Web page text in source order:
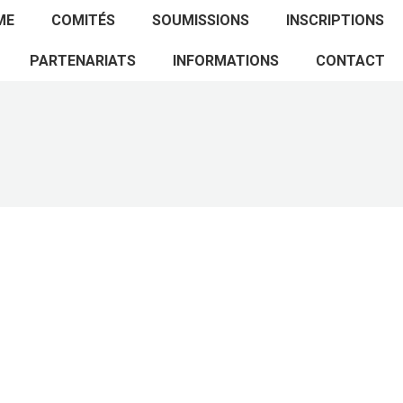
COMITÉS SOUMISSIONS INSCRIPTIONS
PARTENARIATS INFORMATIONS CONTACT
ACCUEIL PROGRAMME COMITÉS
SOUMISSIONS INSCRIPTIONS PARTENARIATS